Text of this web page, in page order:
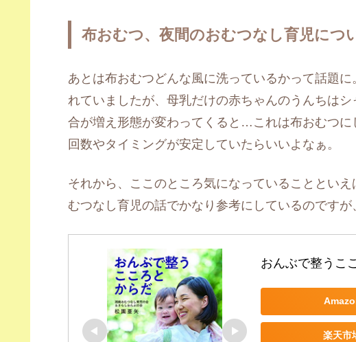
布おむつ、夜間のおむつなし育児につ
あとは布おむつどんな風に洗っているかって話題
れていましたが、母乳だけの赤ちゃんのうんちは
合が増え形態が変わってくると…これは布おむつ
回数やタイミングが安定していたらいいよなぁ。
それから、ここのところ気になっていることとい
むつなし育児の話でかなり参考にしているのですが
おんぶで整うこ
楽天市